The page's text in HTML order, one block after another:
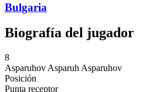
Bulgaria
Biografía del jugador
8
Asparuhov Asparuh Asparuhov
Posición
Punta receptor